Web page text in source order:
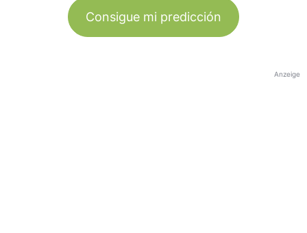
Consigue mi predicción
Anzeige